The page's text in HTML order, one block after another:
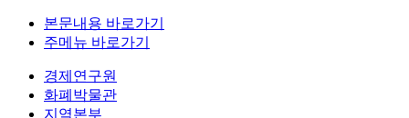
본문내용 바로가기
주메뉴 바로가기
경제연구원
화폐박물관
지역본부